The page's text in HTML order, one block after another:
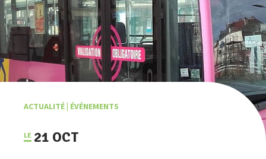
ACTUALITÉ| ÉVÉNEMENTS
21 OCT